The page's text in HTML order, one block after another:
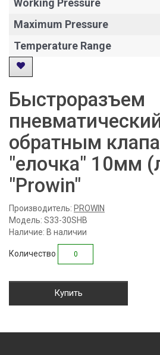
Working Pressure
Maximum Pressure
Temperature Range
Быстроразъем
обратным
"елочка" 10мм
"Prowin"
Производитель: PROWIN
Модель: S33-30SHB
Наличие: В наличии
Количество
Купить